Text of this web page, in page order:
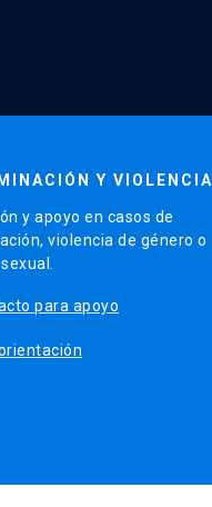
Y VIOLENCIA
y apoyo en casos de
violencia de género o
para apoyo